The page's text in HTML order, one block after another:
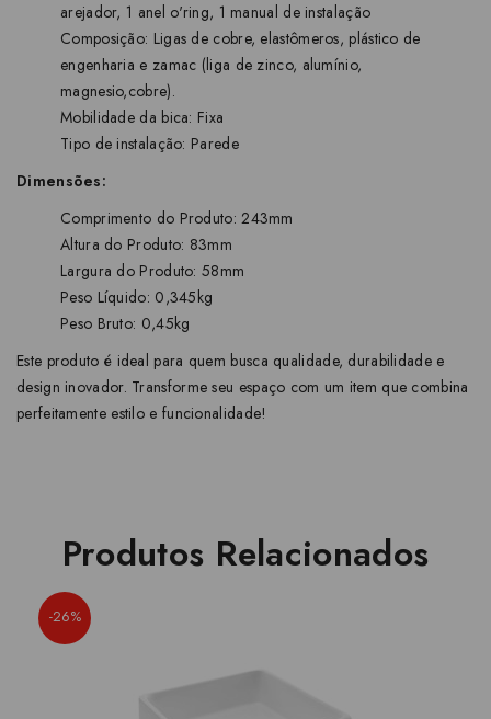
arejador, 1 anel o'ring, 1 manual de instalação
Composição: Ligas de cobre, elastômeros, plástico de
engenharia e zamac (liga de zinco, alumínio,
magnesio,cobre).
Mobilidade da bica: Fixa
Tipo de instalação: Parede
Dimensões:
Comprimento do Produto: 243mm
Altura do Produto: 83mm
Largura do Produto: 58mm
Peso Líquido: 0,345kg
Peso Bruto: 0,45kg
Este produto é ideal para quem busca qualidade, durabilidade e
design inovador. Transforme seu espaço com um item que combina
perfeitamente estilo e funcionalidade!
Produtos Relacionados
-26%